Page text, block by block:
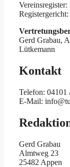
Gerd Grabau,
Lütkemann
Kontakt
Telefon: 04101
E-Mail:
Gerd Grabau
Almtweg 23
25482 Appen